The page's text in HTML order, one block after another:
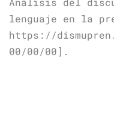
lenguaje en la
https://
00/00/00].